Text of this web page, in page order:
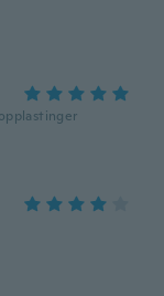
opplastinger